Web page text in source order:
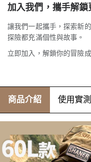
加入我們，攜手解鎖
讓我們一起攜手，探索新
探險都充滿個性與故事。
立即加入，解鎖你的冒險
商品介紹 使用實測